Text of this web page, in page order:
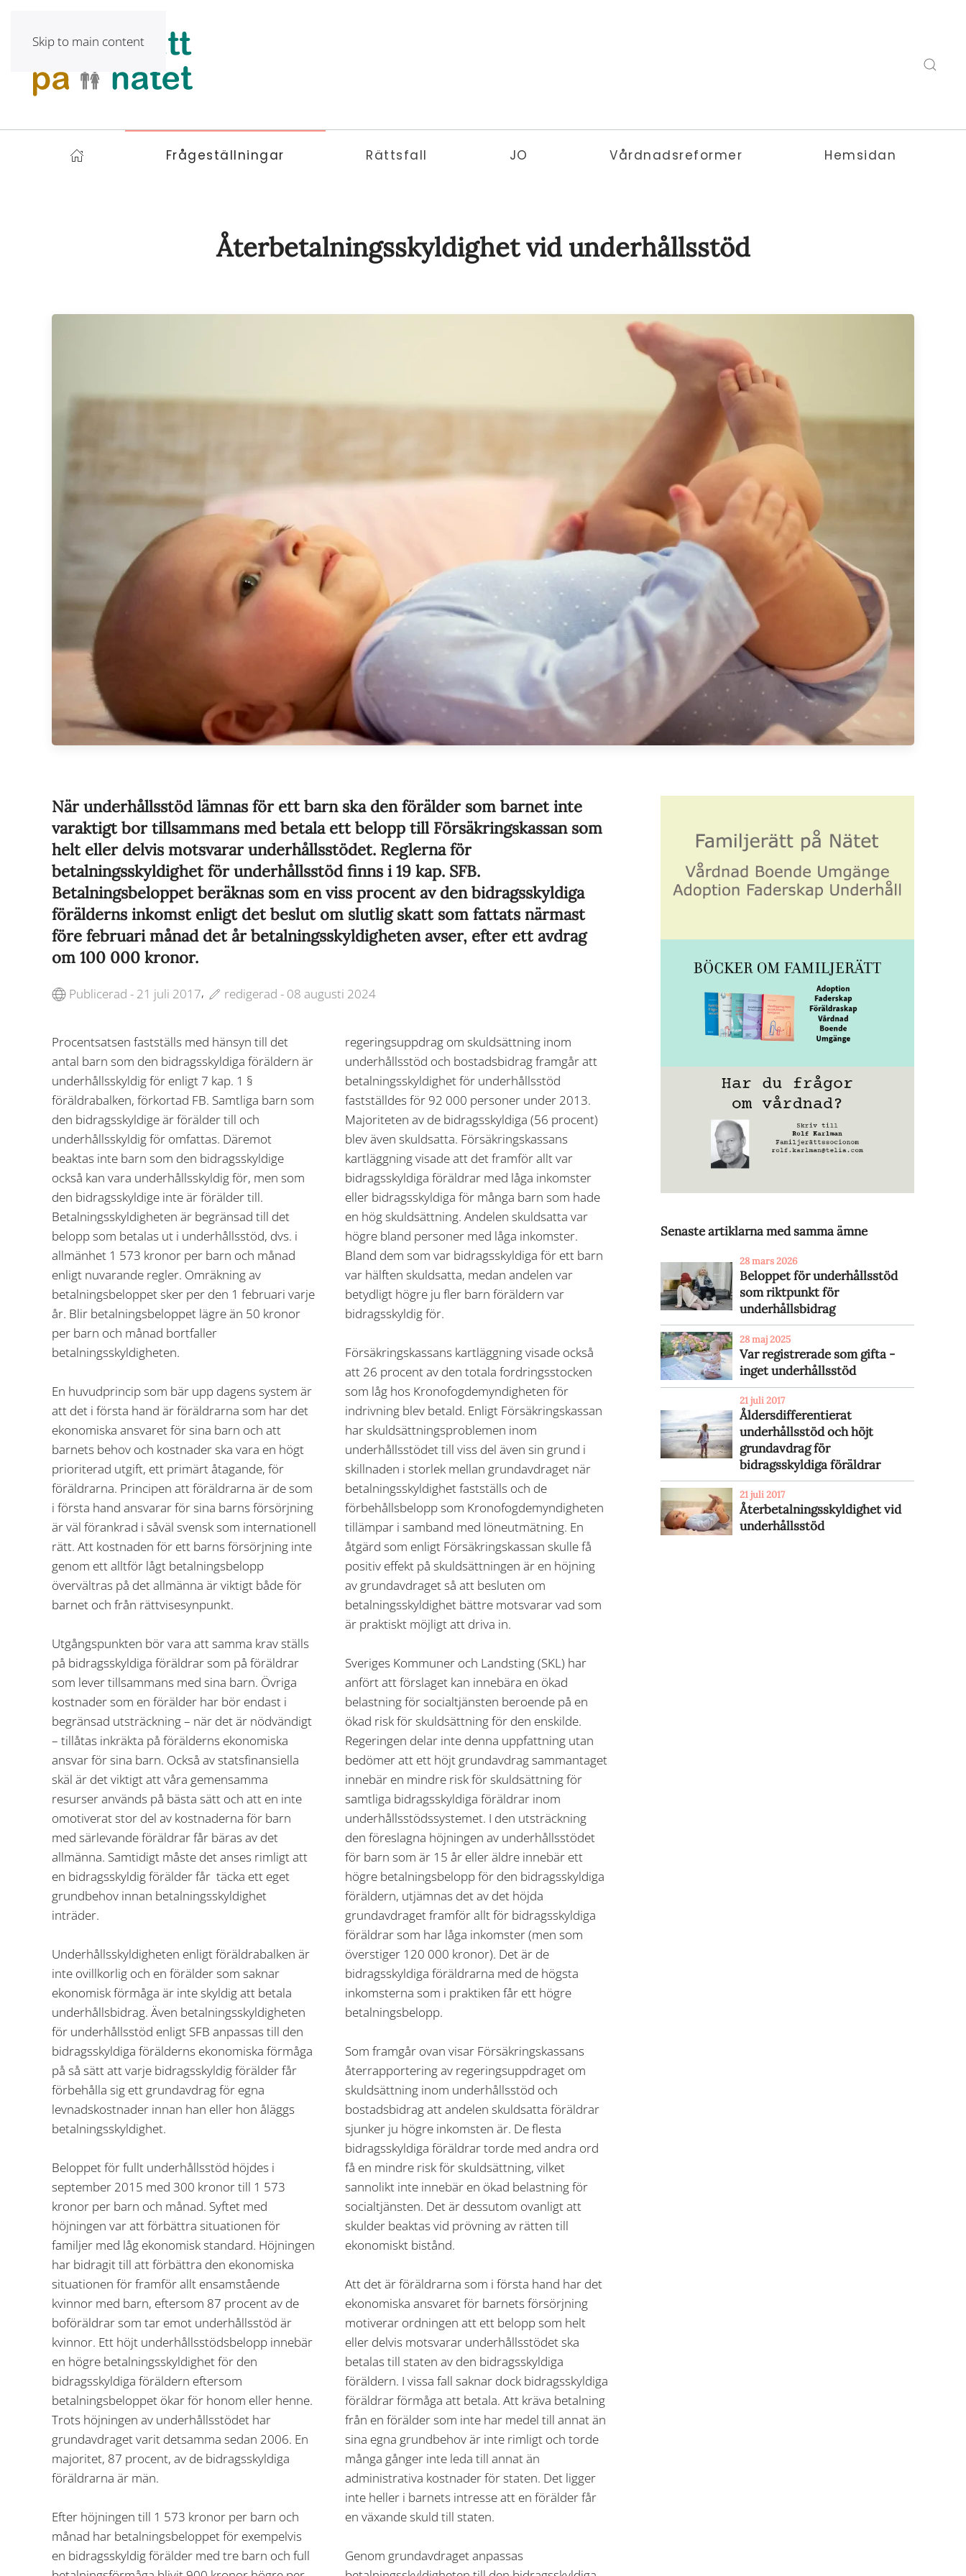
Skip to main content
Frågeställningar Rättsfall JO Vårdnadsreformer Hemsidan
Återbetalningsskyldighet vid underhållsstöd
När underhållsstöd lämnas för ett barn ska den förälder som barnet inte
varaktigt bor tillsammans med betala ett belopp till Försäkringskassan som
helt eller delvis motsvarar underhållsstödet. Reglerna för
betalningsskyldighet för underhållsstöd finns i 19 kap. SFB.
Betalningsbeloppet beräknas som en viss procent av den bidragsskyldiga
förälderns inkomst enligt det beslut om slutlig skatt som fattats närmast
före februari månad det år betalningsskyldigheten avser, efter ett avdrag
om 100 000 kronor.
Publicerad - 21 juli 2017, redigerad - 08 augusti 2024
Procentsatsen fastställs med hänsyn till det
antal barn som den bidragsskyldiga föräldern är
underhållsskyldig för enligt 7 kap. 1 §
föräldrabalken, förkortad FB. Samtliga barn som
den bidragsskyldige är förälder till och
underhållsskyldig för omfattas. Däremot
beaktas inte barn som den bidragsskyldige
också kan vara underhållsskyldig för, men som
den bidragsskyldige inte är förälder till.
Betalningsskyldigheten är begränsad till det
belopp som betalas ut i underhållsstöd, dvs. i
allmänhet 1 573 kronor per barn och månad
enligt nuvarande regler. Omräkning av
betalningsbeloppet sker per den 1 februari varje
år. Blir betalningsbeloppet lägre än 50 kronor
per barn och månad bortfaller
betalningsskyldigheten.
En huvudprincip som bär upp dagens system är
att det i första hand är föräldrarna som har det
ekonomiska ansvaret för sina barn och att
barnets behov och kostnader ska vara en högt
prioriterad utgift, ett primärt åtagande, för
föräldrarna. Principen att föräldrarna är de som
i första hand ansvarar för sina barns försörjning
är väl förankrad i såväl svensk som internationell
rätt. Att kostnaden för ett barns försörjning inte
genom ett alltför lågt betalningsbelopp
övervältras på det allmänna är viktigt både för
barnet och från rättvisesynpunkt.
Utgångspunkten bör vara att samma krav ställs
på bidragsskyldiga föräldrar som på föräldrar
som lever tillsammans med sina barn. Övriga
kostnader som en förälder har bör endast i
begränsad utsträckning – när det är nödvändigt
– tillåtas inkräkta på förälderns ekonomiska
ansvar för sina barn. Också av statsfinansiella
skäl är det viktigt att våra gemensamma
resurser används på bästa sätt och att en inte
omotiverat stor del av kostnaderna för barn
med särlevande föräldrar får bäras av det
allmänna. Samtidigt måste det anses rimligt att
en bidragsskyldig förälder får täcka ett eget
grundbehov innan betalningsskyldighet
inträder.
Underhållsskyldigheten enligt föräldrabalken är
inte ovillkorlig och en förälder som saknar
ekonomisk förmåga är inte skyldig att betala
underhållsbidrag. Även betalningsskyldigheten
för underhållsstöd enligt SFB anpassas till den
bidragsskyldiga förälderns ekonomiska förmåga
på så sätt att varje bidragsskyldig förälder får
förbehålla sig ett grundavdrag för egna
levnadskostnader innan han eller hon åläggs
betalningsskyldighet.
Beloppet för fullt underhållsstöd höjdes i
september 2015 med 300 kronor till 1 573
kronor per barn och månad. Syftet med
höjningen var att förbättra situationen för
familjer med låg ekonomisk standard. Höjningen
har bidragit till att förbättra den ekonomiska
situationen för framför allt ensamstående
kvinnor med barn, eftersom 87 procent av de
boföräldrar som tar emot underhållsstöd är
kvinnor. Ett höjt underhållsstödsbelopp innebär
en högre betalningsskyldighet för den
bidragsskyldiga föräldern eftersom
betalningsbeloppet ökar för honom eller henne.
Trots höjningen av underhållsstödet har
grundavdraget varit detsamma sedan 2006. En
majoritet, 87 procent, av de bidragsskyldiga
föräldrarna är män.
Efter höjningen till 1 573 kronor per barn och
månad har betalningsbeloppet för exempelvis
en bidragsskyldig förälder med tre barn och full
regeringsuppdrag om skuldsättning inom
underhållsstöd och bostadsbidrag framgår att
betalningsskyldighet för underhållsstöd
fastställdes för 92 000 personer under 2013.
Majoriteten av de bidragsskyldiga (56 procent)
blev även skuldsatta. Försäkringskassans
kartläggning visade att det framför allt var
bidragsskyldiga föräldrar med låga inkomster
eller bidragsskyldiga för många barn som hade
en hög skuldsättning. Andelen skuldsatta var
högre bland personer med låga inkomster.
Bland dem som var bidragsskyldiga för ett barn
var hälften skuldsatta, medan andelen var
betydligt högre ju fler barn föräldern var
bidragsskyldig för.
Försäkringskassans kartläggning visade också
att 26 procent av den totala fordringsstocken
som låg hos Kronofogdemyndigheten för
indrivning blev betald. Enligt Försäkringskassan
har skuldsättningsproblemen inom
underhållsstödet till viss del även sin grund i
skillnaden i storlek mellan grundavdraget när
betalningsskyldighet fastställs och de
förbehållsbelopp som Kronofogdemyndigheten
tillämpar i samband med löneutmätning. En
åtgärd som enligt Försäkringskassan skulle få
positiv effekt på skuldsättningen är en höjning
av grundavdraget så att besluten om
betalningsskyldighet bättre motsvarar vad som
är praktiskt möjligt att driva in.
Sveriges Kommuner och Landsting (SKL) har
anfört att förslaget kan innebära en ökad
belastning för socialtjänsten beroende på en
ökad risk för skuldsättning för den enskilde.
Regeringen delar inte denna uppfattning utan
bedömer att ett höjt grundavdrag sammantaget
innebär en mindre risk för skuldsättning för
samtliga bidragsskyldiga föräldrar inom
underhållsstödssystemet. I den utsträckning
den föreslagna höjningen av underhållsstödet
för barn som är 15 år eller äldre innebär ett
högre betalningsbelopp för den bidragsskyldiga
föräldern, utjämnas det av det höjda
grundavdraget framför allt för bidragsskyldiga
föräldrar som har låga inkomster (men som
överstiger 120 000 kronor). Det är de
bidragsskyldiga föräldrarna med de högsta
inkomsterna som i praktiken får ett högre
betalningsbelopp.
Som framgår ovan visar Försäkringskassans
återrapportering av regeringsuppdraget om
skuldsättning inom underhållsstöd och
bostadsbidrag att andelen skuldsatta föräldrar
sjunker ju högre inkomsten är. De flesta
bidragsskyldiga föräldrar torde med andra ord
få en mindre risk för skuldsättning, vilket
sannolikt inte innebär en ökad belastning för
socialtjänsten. Det är dessutom ovanligt att
skulder beaktas vid prövning av rätten till
ekonomiskt bistånd.
Att det är föräldrarna som i första hand har det
ekonomiska ansvaret för barnets försörjning
motiverar ordningen att ett belopp som helt
eller delvis motsvarar underhållsstödet ska
betalas till staten av den bidragsskyldiga
föräldern. I vissa fall saknar dock bidragsskyldiga
föräldrar förmåga att betala. Att kräva betalning
från en förälder som inte har medel till annat än
sina egna grundbehov är inte rimligt och torde
många gånger inte leda till annat än
administrativa kostnader för staten. Det ligger
inte heller i barnets intresse att en förälder får
en växande skuld till staten.
Genom grundavdraget anpassas
Senaste artiklarna med samma ämne
28 mars 2026
Beloppet för underhållsstöd
som riktpunkt för
underhållsbidrag
28 maj 2025
Var registrerade som gifta -
inget underhållsstöd
21 juli 2017
Åldersdifferentierat
underhållsstöd och höjt
grundavdrag för
bidragsskyldiga föräldrar
21 juli 2017
Återbetalningsskyldighet vid
underhållsstöd